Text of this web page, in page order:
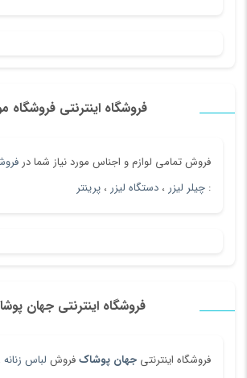
فروشگاه اینترنتی فروشگاه
فروش تمامی لوازم و اجناس مورد نیاز شما در
: چیلر لیزر ، دستگاه لیزر ، پرینتر
فروشگاه اینترنتی جهان
فروشگاه اینترنتی جهان پوشاکفروش لباس زنانه